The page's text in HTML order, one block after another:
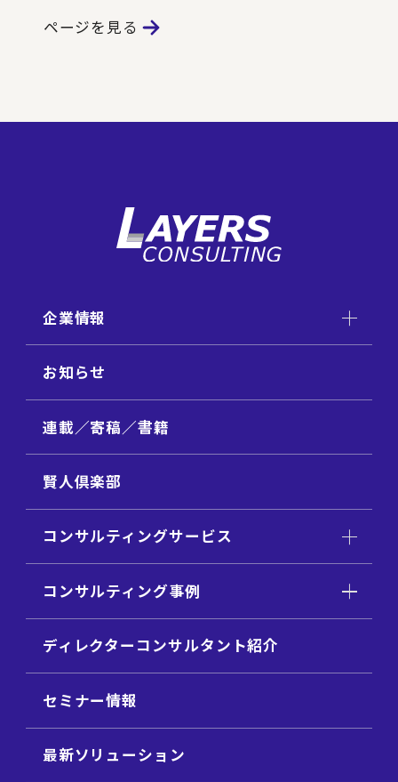
ページを見る
企業情報
お知らせ
連載／寄稿／書籍
賢人倶楽部
コンサルティングサービス
コンサルティング事例
ディレクターコンサルタント紹介
セミナー情報
最新ソリューション